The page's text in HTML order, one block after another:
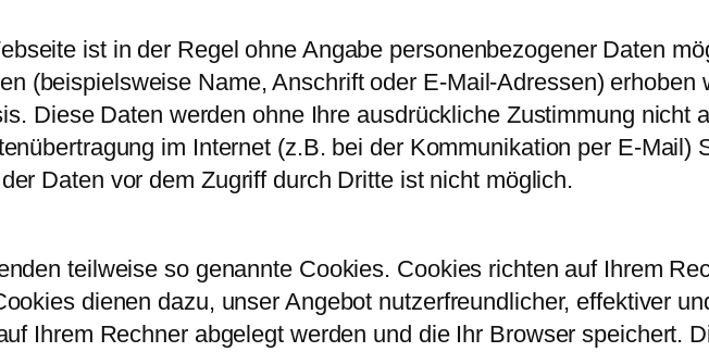
ist in der Regel ohne Angabe personenbezogener Daten
(beispielsweise Name, Anschrift oder E-Mail-Adressen)
Diese Daten werden ohne Ihre ausdrückliche Zustimmung nicht
im Internet (z.B. bei der Kommunikation per E-Mail)
Daten vor dem Zugriff durch Dritte ist nicht möglich.
teilweise so genannte Cookies. Cookies richten auf Ihrem
dienen dazu, unser Angebot nutzerfreundlicher, effektiver
Ihrem Rechner abgelegt werden und die Ihr Browser speichert.